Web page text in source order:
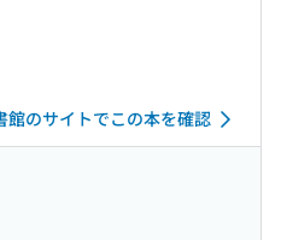
館のサイトでこの本を確認